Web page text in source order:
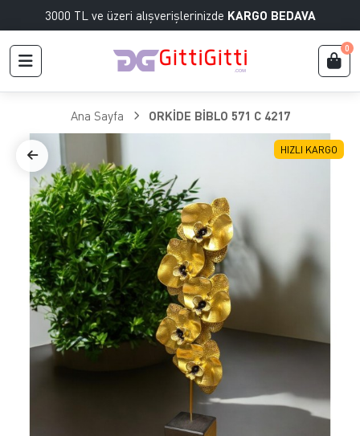
3000 TL ve üzeri alışverişlerinizde KARGO BEDAVA
0
Ana Sayfa ORKİDE BİBLO 571 C 4217
HIZLI KARGO